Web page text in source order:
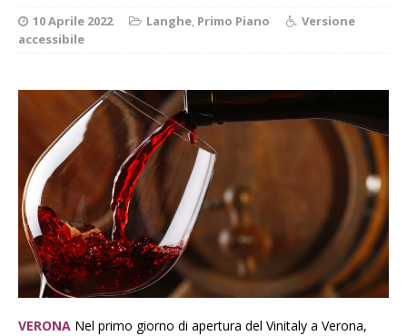
10 Aprile 2022 Langhe, Primo Piano
Versione
accessibile
VERONA Nel primo giorno di apertura del Vinitaly a Verona,